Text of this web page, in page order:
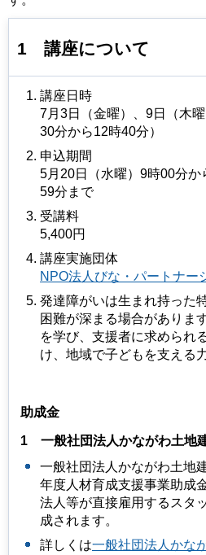
1 講座について
講座日時
7月3日（金曜）、9日（木
30分から12時40分）
申込期間
5月20日（水曜）9時00分
59分まで
受講料
5,400円
講座実施団体
NPO法人びな・パートナー
発達障がいは生まれ持った
困難が深まる場合がありま
を学び、支援者に求められ
け、地域で子どもを支える
助成金
1 一般社団法人かながわ土地
一般社団法人かながわ土地
年度人材育成支援事業助成
法人等が直接雇用するスタ
成されます。
詳しくは一般社団法人かな